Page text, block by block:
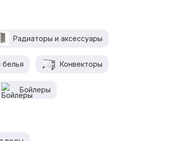
Радиаторы и аксессуары
белья Конвекторы
Бойлеры